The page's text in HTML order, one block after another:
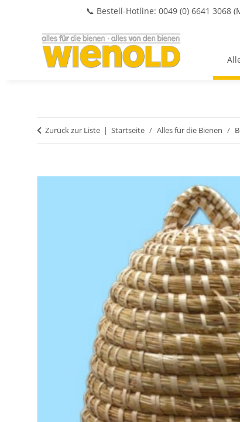
📞 Bestell-Hotline: 0049 (0) 6641 3068
Zurück zur Liste Startseite Alles für die Bienen